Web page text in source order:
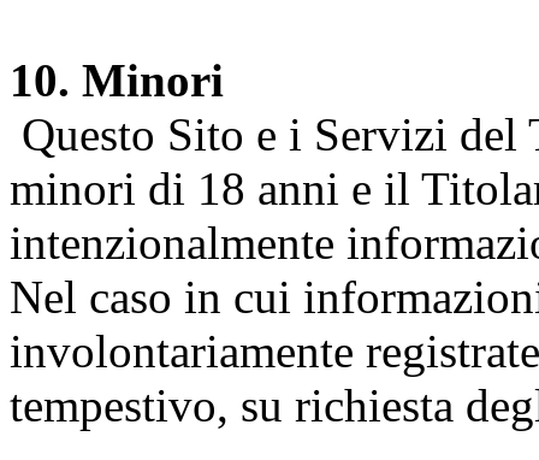
10. Minori
Questo Sito e i Servizi del
minori di 18 anni e il
intenzionalmente
Nel caso in cui
involontariamente
tempestivo, su richiesta